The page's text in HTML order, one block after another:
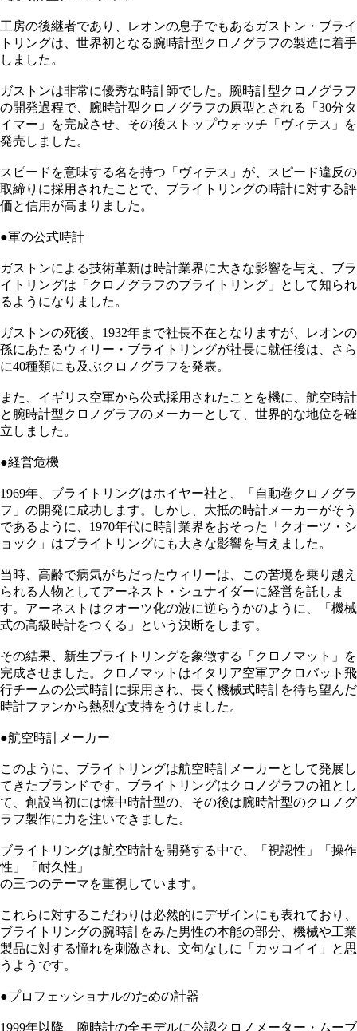
工房の後継者であり、レオンの息子でもあるガストン・ブライ
トリングは、世界初となる腕時計型クロノグラフの製造に着手
しました。
ガストンは非常に優秀な時計師でした。腕時計型クロノグラフ
の開発過程で、腕時計型クロノグラフの原型とされる「30分タ
イマー」を完成させ、その後ストップウォッチ「ヴィテス」を
発売しました。
スピードを意味する名を持つ「ヴィテス」が、スピード違反の
取締りに採用されたことで、ブライトリングの時計に対する評
価と信用が高まりました。
●軍の公式時計
ガストンによる技術革新は時計業界に大きな影響を与え、ブラ
イトリングは「クロノグラフのブライトリング」として知られ
るようになりました。
ガストンの死後、1932年まで社長不在となりますが、レオンの
孫にあたるウィリー・ブライトリングが社長に就任後は、さら
に40種類にも及ぶクロノグラフを発表。
また、イギリス空軍から公式採用されたことを機に、航空時計
と腕時計型クロノグラフのメーカーとして、世界的な地位を確
立しました。
●経営危機
1969年、ブライトリングはホイヤー社と、「自動巻クロノグラ
フ」の開発に成功します。しかし、大抵の時計メーカーがそう
であるように、1970年代に時計業界をおそった「クオーツ・シ
ョック」はブライトリングにも大きな影響を与えました。
当時、高齢で病気がちだったウィリーは、この苦境を乗り越え
られる人物としてアーネスト・シュナイダーに経営を託しま
す。アーネストはクオーツ化の波に逆らうかのように、「機械
式の高級時計をつくる」という決断をします。
その結果、新生ブライトリングを象徴する「クロノマット」を
完成させました。クロノマットはイタリア空軍アクロバット飛
行チームの公式時計に採用され、長く機械式時計を待ち望んだ
時計ファンから熱烈な支持をうけました。
●航空時計メーカー
このように、ブライトリングは航空時計メーカーとして発展し
てきたブランドです。ブライトリングはクロノグラフの祖とし
て、創設当初には懐中時計型の、その後は腕時計型のクロノグ
ラフ製作に力を注いできました。
ブライトリングは航空時計を開発する中で、「視認性」「操作
性」「耐久性」
の三つのテーマを重視しています。
これらに対するこだわりは必然的にデザインにも表れており、
ブライトリングの腕時計をみた男性の本能の部分、機械や工業
製品に対する憧れを刺激され、文句なしに「カッコイイ」と思
うようです。
●プロフェッショナルのための計器
1999年以降、腕時計の全モデルに公認クロノメーター・ムーブ